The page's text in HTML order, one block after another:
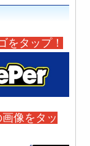
タップ！
像をタッ